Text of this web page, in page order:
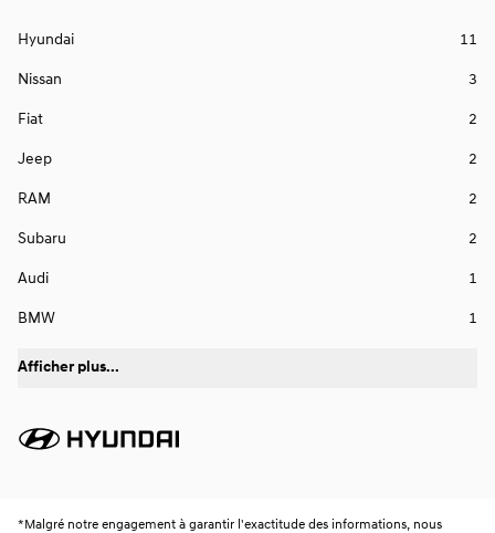
Hyundai 11
Nissan 3
Fiat 2
Jeep 2
RAM 2
Subaru 2
Audi 1
BMW 1
Afficher plus...
* Malgré notre engagement à garantir l'exactitude des informations, nous